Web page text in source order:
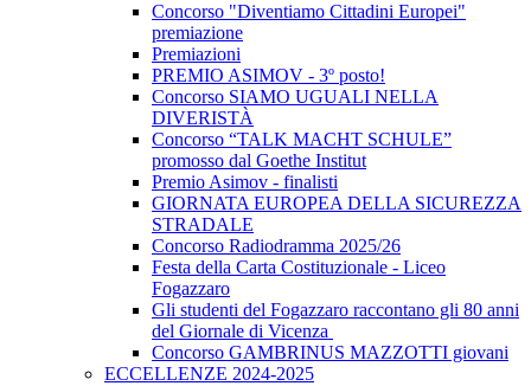
Concorso "Diventiamo Cittadini Europei"
premiazione
Premiazioni
PREMIO ASIMOV - 3º posto!
Concorso SIAMO UGUALI NELLA
DIVERISTÀ
Concorso “TALK MACHT SCHULE”
promosso dal Goethe Institut
Premio Asimov - finalisti
GIORNATA EUROPEA DELLA SICUREZZA
STRADALE
Concorso Radiodramma 2025/26
Festa della Carta Costituzionale - Liceo
Fogazzaro
Gli studenti del Fogazzaro raccontano gli 80 anni
del Giornale di Vicenza
Concorso GAMBRINUS MAZZOTTI giovani
ECCELLENZE 2024-2025